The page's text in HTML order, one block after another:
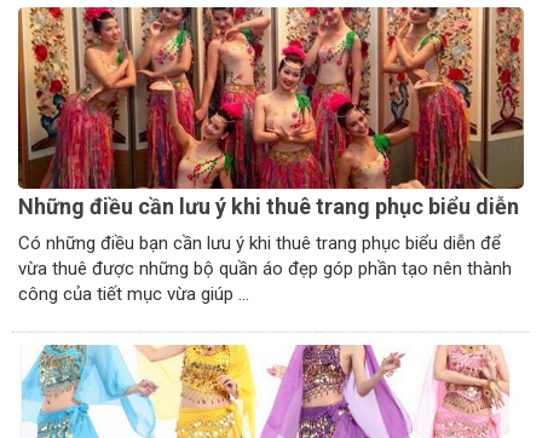
Những điều cần lưu ý khi thuê trang phục biểu diễn
Có những điều bạn cần lưu ý khi thuê trang phục biểu diễn để
vừa thuê được những bộ quần áo đẹp góp phần tạo nên thành
công của tiết mục vừa giúp ...